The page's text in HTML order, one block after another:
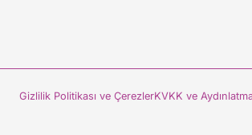
Gizlilik Politikası ve ÇerezlerKVKK ve